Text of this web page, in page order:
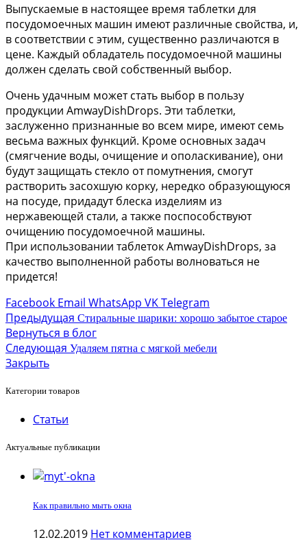
Выпускаемые в настоящее время таблетки для
посудомоечных машин имеют различные свойства, и,
в соответствии с этим, существенно различаются в
цене. Каждый обладатель посудомоечной машины
должен сделать свой собственный выбор.
Очень удачным может стать выбор в пользу
продукции AmwayDishDrops. Эти таблетки,
заслуженно признанные во всем мире, имеют семь
весьма важных функций. Кроме основных задач
(смягчение воды, очищение и ополаскивание), они
будут защищать стекло от помутнения, смогут
растворить засохшую корку, нередко образующуюся
на посуде, придадут блеска изделиям из
нержавеющей стали, а также поспособствуют
очищению посудомоечной машины.
При использовании таблеток AmwayDishDrops, за
качество выполненной работы волноваться не
придется!
Facebook Email WhatsApp VKTelegram
Предыдущая Стиральные шарики: хорошо забытое старое
Вернуться в блог
Следующая Удаляем пятна с мягкой мебели
Закрыть
Категории товаров
Статьи
Актуальные публикации
Как правильно мыть окна
12.02.2019 Нет комментариев